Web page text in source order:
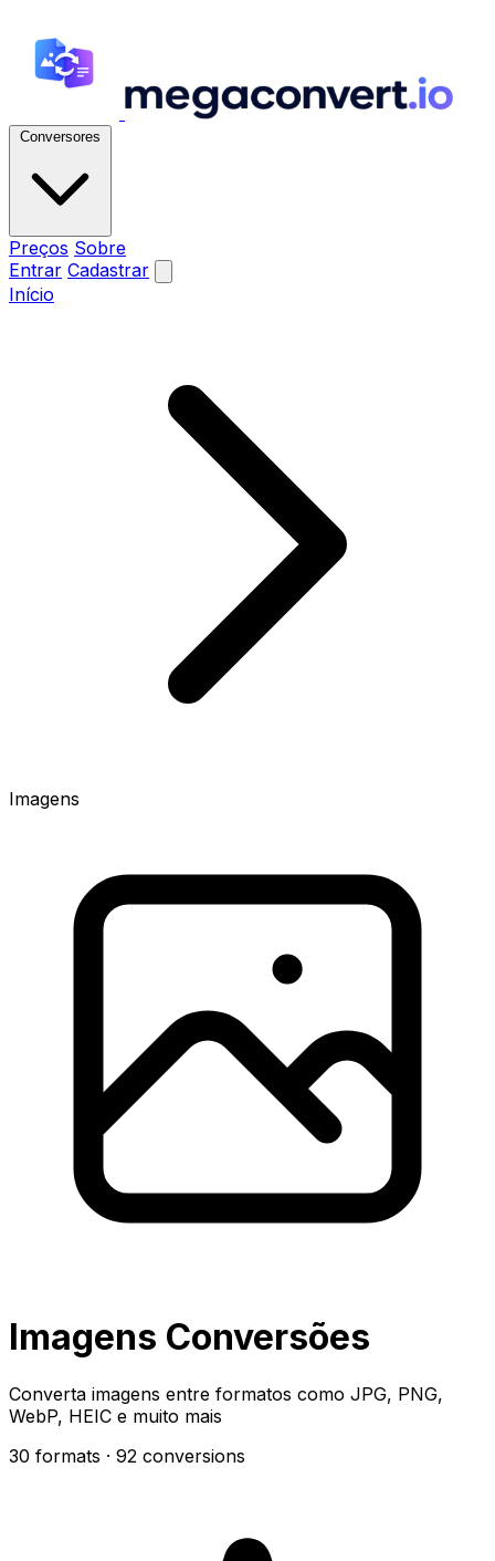
Conversores
Preços Sobre
Entrar Cadastrar
Início
Imagens
Imagens Conversões
Converta imagens entre formatos como JPG, PNG,
WebP, HEIC e muito mais
30 formats · 92 conversions